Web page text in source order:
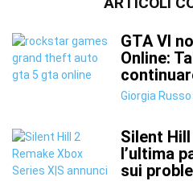
GTA VI
Online:
Giorgia Russo
Silent
l’ultima
sui